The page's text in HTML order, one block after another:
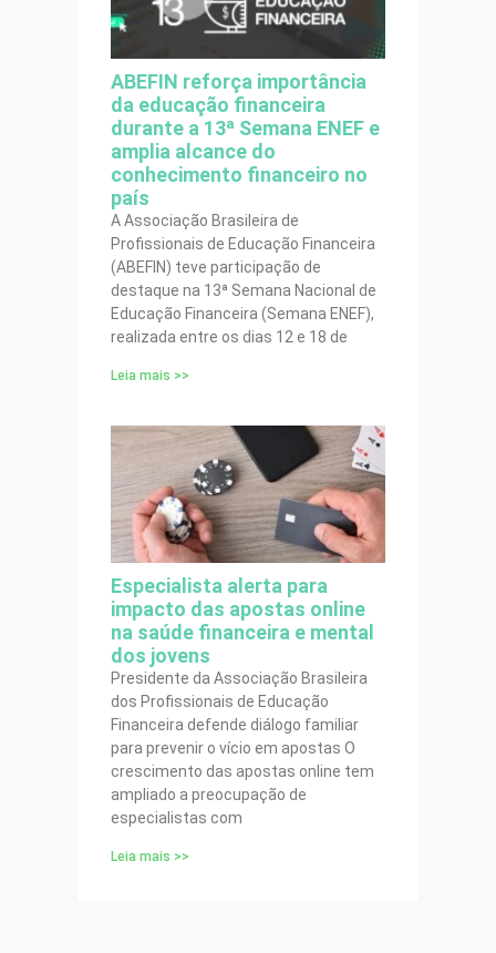
ABEFIN reforça importância
da educação financeira
durante a 13ª Semana ENEF e
amplia alcance do
conhecimento financeiro no
país
A Associação Brasileira de
Profissionais de Educação Financeira
(ABEFIN) teve participação de
destaque na 13ª Semana Nacional de
Educação Financeira (Semana ENEF),
realizada entre os dias 12 e 18 de
Leia mais >>
Especialista alerta para
impacto das apostas online
na saúde financeira e mental
dos jovens
Presidente da Associação Brasileira
dos Profissionais de Educação
Financeira defende diálogo familiar
para prevenir o vício em apostas O
crescimento das apostas online tem
ampliado a preocupação de
especialistas com
Leia mais >>